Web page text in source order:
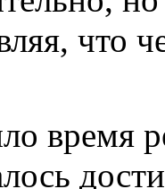
что
время